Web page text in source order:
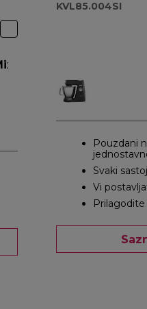
KVL85.004SI
Pouzdani
Svaki
Vi